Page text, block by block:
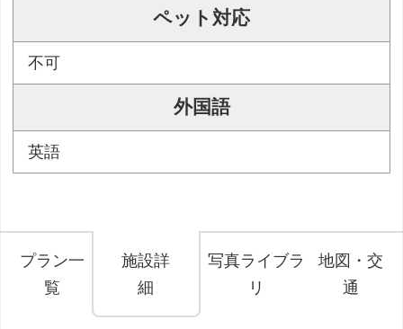
ペット対応
不可
外国語
英語
プラン一
覧
施設詳
細
写真ライブラ
リ
地図・交
通